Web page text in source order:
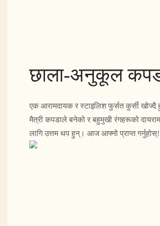
छाला-अनुकूल
एक आरामदायक र स्टाइलिश फुर्सत कुर्सी खोज्दै
मैत्री कपडाले बनेको र बहुमुखी रंगहरूको
लागि उत्तम थप हुन्। आज आफ्नो प्राप्त गर्नुहोस्!